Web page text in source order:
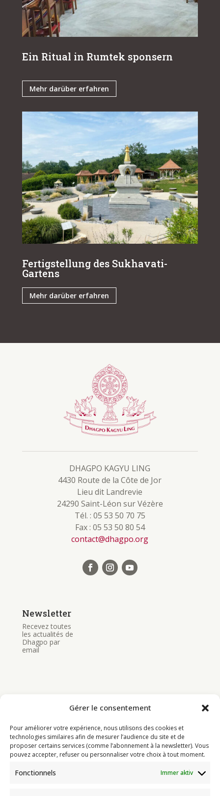
Gérer le consentement
Pour améliorer votre expérience, nous utilisons des cookies et
technologies similaires afin de mesurer l’audience du site et de
proposer certains services (comme l’abonnement à la newsletter). Vous
pouvez accepter, refuser ou personnaliser votre choix à tout moment.
Fonctionnels Immer aktiv
Ein Ritual in Rumtek sponsern
Mehr darüber erfahren
Fertigstellung des Sukhavati-
Gartens
Mehr darüber erfahren
DHAGPO KAGYU LING
4430 Route de la Côte de Jor
Lieu dit Landrevie
24290 Saint-Léon sur Vézère
Tél. : 05 53 50 70 75
Fax : 05 53 50 80 54
contact@dhagpo.org
Newsletter
Recevez toutes
les actualités de
Dhagpo par
email
Programme
Actualités
Ressources